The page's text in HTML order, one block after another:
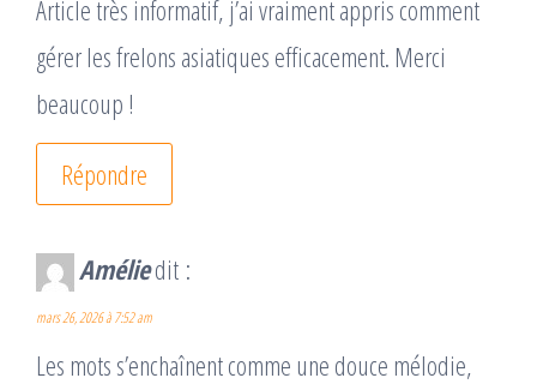
Article très informatif, j’ai vraiment appris comment
gérer les frelons asiatiques efficacement. Merci
beaucoup !
Répondre
Améliedit :
mars 26, 2026 à 7:52 am
Les mots s’enchaînent comme une douce mélodie,